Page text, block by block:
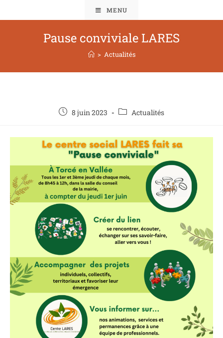
MENU
Pause conviviale LARES
> Actualités
8 juin 2023 Actualités